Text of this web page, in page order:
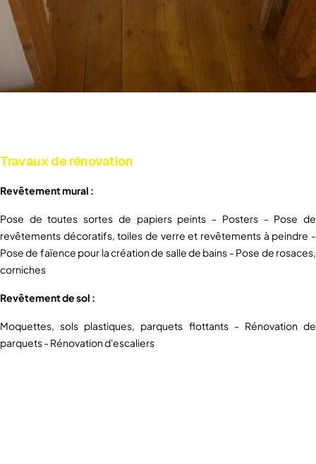
Travaux de rénovation
Revêtement mural :
Pose de toutes sortes de papiers peints - Posters - Pose de
revêtements décoratifs, toiles de verre et revêtements à peindre -
Pose de faïence pour la création de salle de bains - Pose de rosaces,
corniches
Revêtement de sol :
Moquettes, sols plastiques, parquets flottants - Rénovation de
parquets - Rénovation d'escaliers